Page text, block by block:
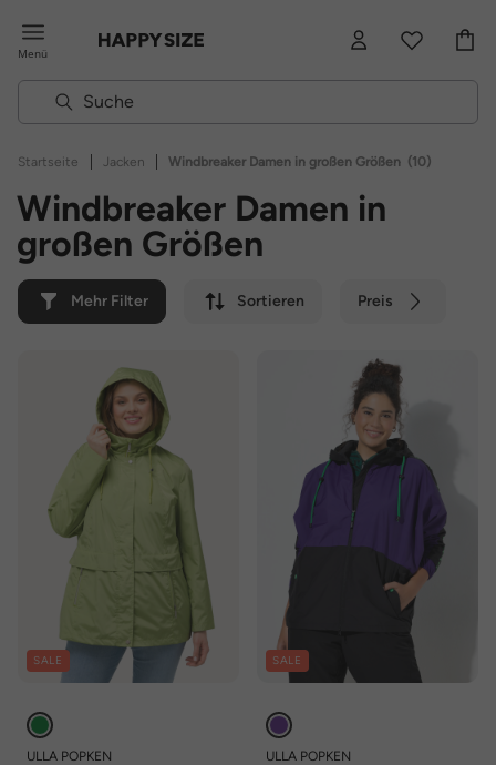
Menü
Startseite | Jacken | Windbreaker Damen in großen Größen (10)
Windbreaker Damen in
großen Größen
Mehr Filter Sortieren Preis
SALE
ULLA POPKEN
SALE
ULLA POPKEN